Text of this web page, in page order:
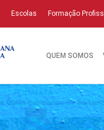
Escolas Formação
QUEM SOMOS